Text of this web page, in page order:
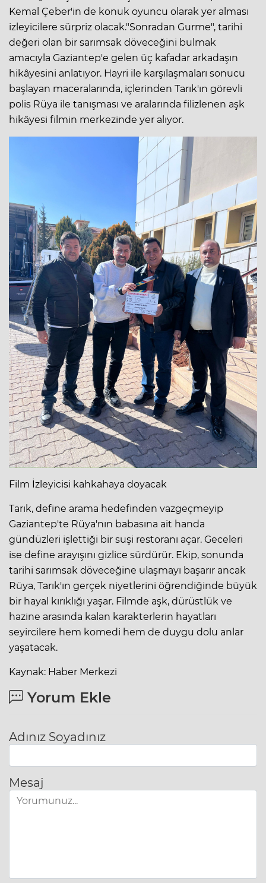
Kemal Çeber'in de konuk oyuncu olarak yer alması
izleyicilere sürpriz olacak."Sonradan Gurme", tarihi
değeri olan bir sarımsak döveceğini bulmak
amacıyla Gaziantep'e gelen üç kafadar arkadaşın
hikâyesini anlatıyor. Hayri ile karşılaşmaları sonucu
başlayan maceralarında, içlerinden Tarık'ın görevli
polis Rüya ile tanışması ve aralarında filizlenen aşk
hikâyesi filmin merkezinde yer alıyor.
Film İzleyicisi kahkahaya doyacak
Tarık, define arama hedefinden vazgeçmeyip
Gaziantep'te Rüya'nın babasına ait handa
gündüzleri işlettiği bir suşi restoranı açar. Geceleri
ise define arayışını gizlice sürdürür. Ekip, sonunda
tarihi sarımsak döveceğine ulaşmayı başarır ancak
Rüya, Tarık'ın gerçek niyetlerini öğrendiğinde büyük
bir hayal kırıklığı yaşar. Filmde aşk, dürüstlük ve
hazine arasında kalan karakterlerin hayatları
seyircilere hem komedi hem de duygu dolu anlar
yaşatacak.
Kaynak: Haber Merkezi
Yorum Ekle
Adınız Soyadınız
Mesaj